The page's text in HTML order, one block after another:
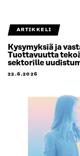
ARTIKKELI
Kysymyksiä ja
Tuottavuutta
sektorille
22.6.2026